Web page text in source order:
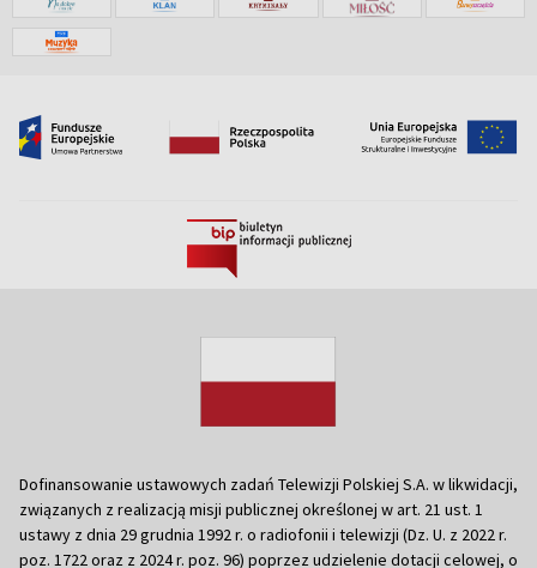
Dofinansowanie ustawowych zadań Telewizji Polskiej S.A. w likwidacji,
związanych z realizacją misji publicznej określonej w art. 21 ust. 1
ustawy z dnia 29 grudnia 1992 r. o radiofonii i telewizji (Dz. U. z 2022 r.
poz. 1722 oraz z 2024 r. poz. 96) poprzez udzielenie dotacji celowej, o